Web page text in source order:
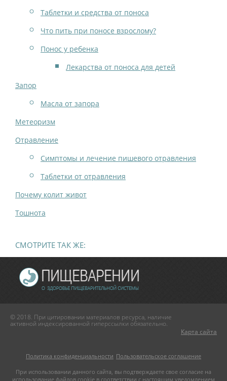
Таблетки и средства от поноса
Что пить при поносе взрослому?
Понос у ребенка
Лекарства от поноса для детей
Запор
Масла от запора
Метеоризм
Отравление
Симптомы и лечение пишевого отравления
Таблетки от отравления
Почему колит живот
Тошнота
СМОТРИТЕ ТАК ЖЕ:
© 2018. При цитировании материалов ресурса, наличие
активной индексированной гиперссылки обязательно.
Карта сайта
Политика конфиденциальности Пользовательское соглашение
При использовании данного сайта, вы подтверждаете свое согласие на
использование файлов cookie в соответствии с настоящим уведомлением